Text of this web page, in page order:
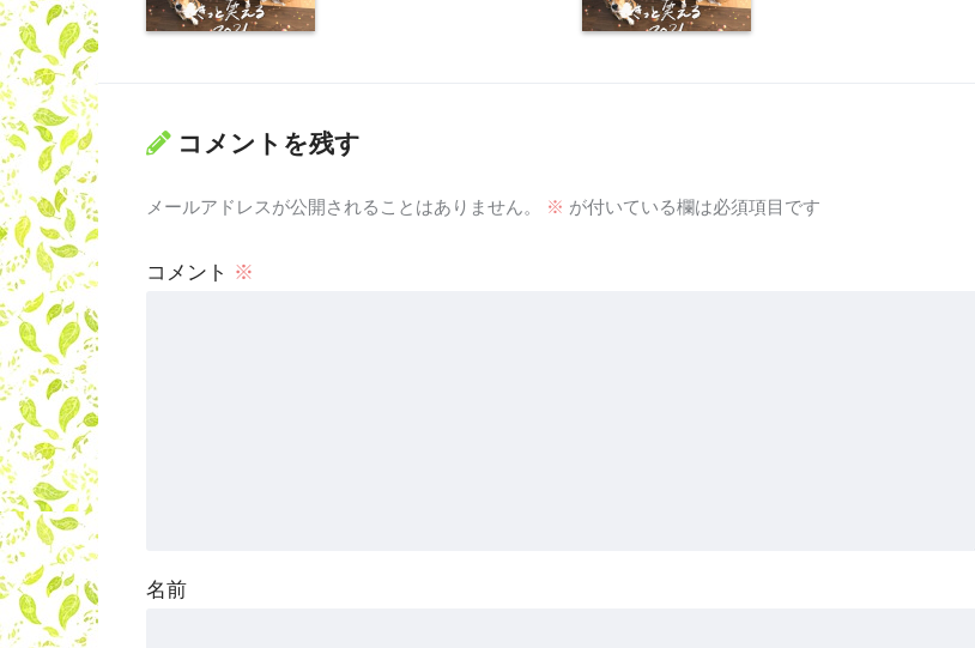
コメントを残す
メールアドレスが公開されることはありません。 ※ が付いている欄は必須項目です
コメント ※
名前